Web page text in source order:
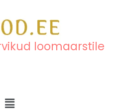
loomaarstile
Menu